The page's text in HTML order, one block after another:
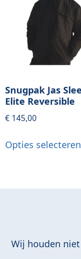
Snugpak Jas
Elite Reversible
€ 145,00
Opties selecteren
Wij houden